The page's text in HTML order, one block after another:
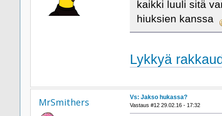
kaikki luuli sitä
hiuksien kanssa
Lykkyä
MrSmithers Vs: Jakso hukassa?
Vastaus #12 29.02.16 - 17:32